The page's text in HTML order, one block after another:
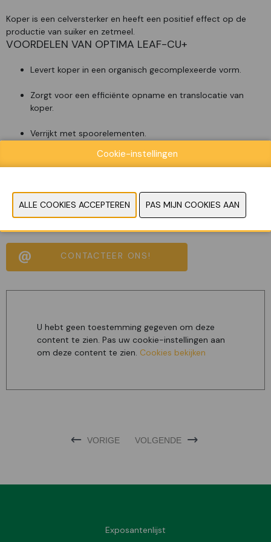
Koper is een celversterker en heeft een positief effect op de
productie van suiker en zetmeel.
VOORDELEN VAN OPTIMA LEAF-CU+
Levert koper in een organisch gecomplexeerde vorm.
Zorgt voor een efficiënte opname en translocatie van
koper.
Verrijkt met spoorelementen.
Document
Bekijk catalogus
CONTACTEER ONS!
U hebt geen toestemming gegeven om deze
content te zien. Pas uw cookie-instellingen aan
om deze content te zien. Cookies bekijken
VORIGE VOLGENDE
Exposantenlijst
Cookie-instellingen